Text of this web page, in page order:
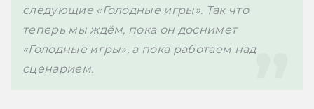
следующие «Голодные игры». Так что
теперь мы ждём, пока он доснимет
«Голодные игры», а пока работаем над